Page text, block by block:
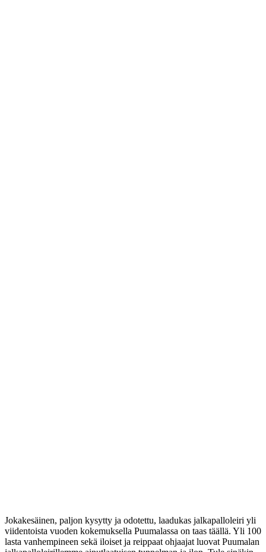
Jokakesäinen, paljon kysytty ja odotettu, laadukas jalkapalloleiri yli
viidentoista vuoden kokemuksella Puumalassa on taas täällä. Yli 100
lasta vanhempineen sekä iloiset ja reippaat ohjaajat luovat Puumalan